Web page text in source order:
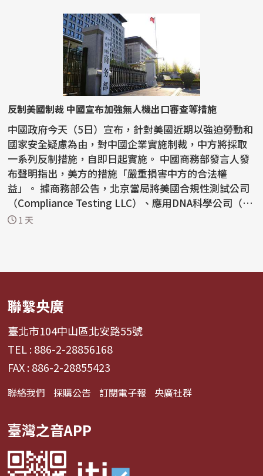
反制美國制裁 中國宣布加強無人機出口審查等措施
中國政府今天（5日）宣布，針對美國近期以強迫勞動和
國家安全疑慮為由，對中國企業實施制裁，中方將採取
一系列反制措施，自即日起實施。 中國商務部發言人發
布聲明指出，美方的措施「嚴重損害中方的合法權
益」。 據商務部公告，北京當局將美國合規性測試公司
（Compliance Testing LLC）、應用DNA科學公司（Ap
plied...
1 天
聯繫央廣
臺北市104中山區北安路55號
TEL : 886-2-28856168
FAX : 886-2-28855423
聯絡我們 採購公告 訂閱電子報 央廣社群
臺灣之音APP